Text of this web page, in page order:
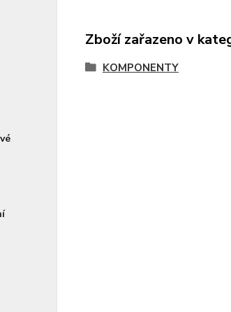
Zboží zařazeno v
KOMPONENTY